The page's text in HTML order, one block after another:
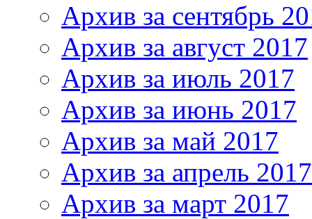
Архив за сентябрь
Архив за август 2017
Архив за июль 2017
Архив за июнь 2017
Архив за май 2017
Архив за апрель 2017
Архив за март 2017